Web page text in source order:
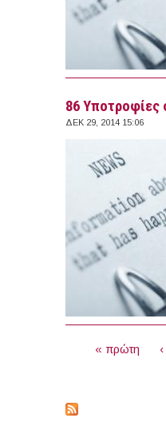
86 Υποτροφίες
ΔΕΚ 29, 2014 15:06
« πρώτη